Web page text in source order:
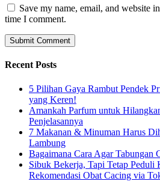
Save my name, email, and website
time I comment.
Recent Posts
5 Pilihan Gaya Rambut Pendek
yang Keren!
Amankah Parfum untuk
Penjelasannya
7 Makanan & Minuman Harus
Lambung
Bagaimana Cara Agar Tabungan
Sibuk Bekerja, Tapi Tetap Peduli
Rekomendasi Obat Cacing via